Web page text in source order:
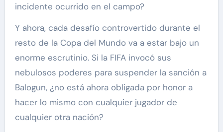
incidente ocurrido en el campo?
Y ahora, cada desafío controvertido durante el
resto de la Copa del Mundo va a estar bajo un
enorme escrutinio. Si la FIFA invocó sus
nebulosos poderes para suspender la sanción a
Balogun, ¿no está ahora obligada por honor a
hacer lo mismo con cualquier jugador de
cualquier otra nación?